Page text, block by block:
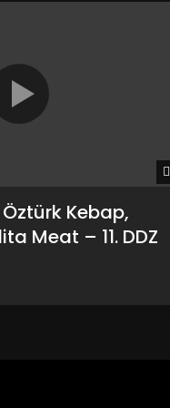
Kebap,
Meat – 11. DDZ